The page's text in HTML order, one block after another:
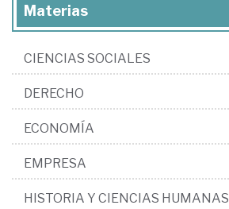
Materias
CIENCIAS SOCIALES
DERECHO
ECONOMÍA
EMPRESA
HISTORIA Y CIENCIAS HUMANAS